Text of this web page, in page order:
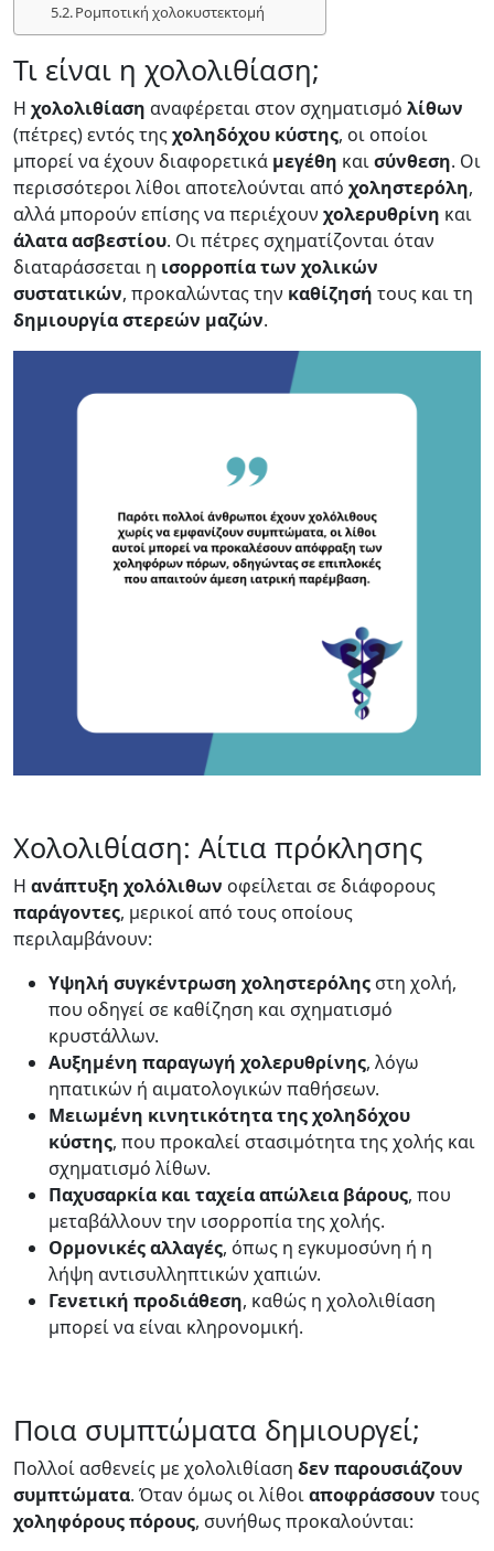
Ρομποτική χολοκυστεκτομή
Τι είναι η χολολιθίαση;
Η χολολιθίαση αναφέρεται στον σχηματισμό λίθων
(πέτρες) εντός τηςχοληδόχου κύστης, οι οποίοι
μπορεί να έχουν διαφορετικά μεγέθη καισύνθεση. Οι
περισσότεροι λίθοι αποτελούνται από χοληστερόλη,
αλλά μπορούν επίσης να περιέχουν χολερυθρίνη και
άλατα ασβεστίου. Οι πέτρες σχηματίζονται όταν
διαταράσσεται η ισορροπία των χολικών
συστατικών, προκαλώντας την καθίζησή τους και τη
δημιουργίαστερεών μαζών.
Χολολιθίαση: Αίτια πρόκλησης
Η ανάπτυξη χολόλιθων οφείλεται σε διάφορους
παράγοντες, μερικοί από τους οποίους
περιλαμβάνουν:
Υψηλή συγκέντρωση χοληστερόλης στη χολή,
που οδηγεί σε καθίζηση και σχηματισμό
κρυστάλλων.
Αυξημένη παραγωγή χολερυθρίνης, λόγω
ηπατικών ή αιματολογικών παθήσεων.
Μειωμένη κινητικότητα της χοληδόχου
κύστης, που προκαλεί στασιμότητα της χολής και
σχηματισμό λίθων.
Παχυσαρκία και ταχεία απώλεια βάρους, που
μεταβάλλουν την ισορροπία της χολής.
Ορμονικές αλλαγές, όπως η εγκυμοσύνη ή η
λήψη αντισυλληπτικών χαπιών.
Γενετική προδιάθεση, καθώς η χολολιθίαση
μπορεί να είναι κληρονομική.
Ποια συμπτώματα δημιουργεί;
Πολλοί ασθενείς με χολολιθίαση δεν παρουσιάζουν
συμπτώματα. Όταν όμως οι λίθοιαποφράσσουν τους
χοληφόρουςπόρους, συνήθως προκαλούνται: